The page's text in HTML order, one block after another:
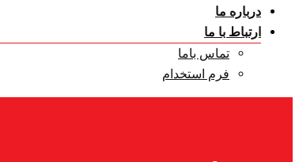
درباره ما
ارتباط با ما
تماس باما
فرم استخدام